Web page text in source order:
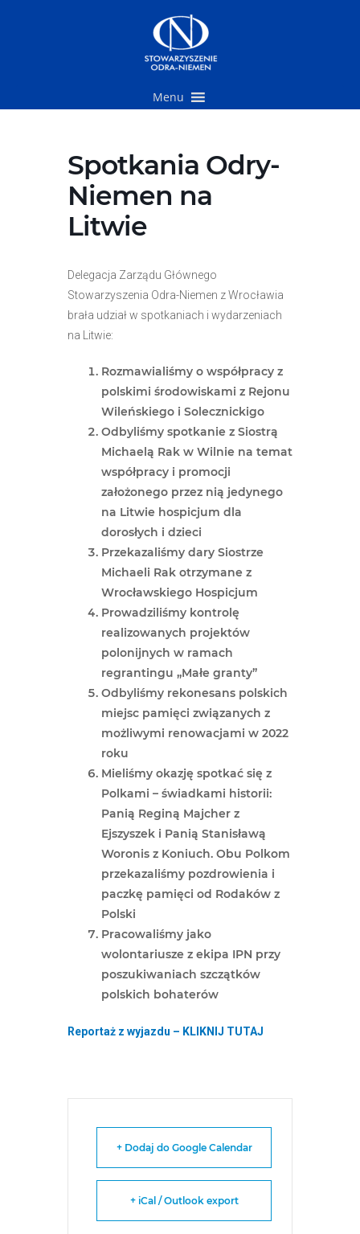
Menu
Spotkania Odry-
Niemen na
Litwie
Delegacja Zarządu Głównego
Stowarzyszenia Odra-Niemen z Wrocławia
brała udział w spotkaniach i wydarzeniach
na Litwie:
Rozmawialiśmy o współpracy z
polskimi środowiskami z Rejonu
Wileńskiego i Solecznickigo
Odbyliśmy spotkanie z Siostrą
Michaelą Rak w Wilnie na temat
współpracy i promocji
założonego przez nią jedynego
na Litwie hospicjum dla
dorosłych i dzieci
Przekazaliśmy dary Siostrze
Michaeli Rak otrzymane z
Wrocławskiego Hospicjum
Prowadziliśmy kontrolę
realizowanych projektów
polonijnych w ramach
regrantingu „Małe granty”
Odbyliśmy rekonesans polskich
miejsc pamięci związanych z
możliwymi renowacjami w 2022
roku
Mieliśmy okazję spotkać się z
Polkami – świadkami historii:
Panią Reginą Majcher z
Ejszyszek i Panią Stanisławą
Woronis z Koniuch. Obu Polkom
przekazaliśmy pozdrowienia i
paczkę pamięci od Rodaków z
Polski
Pracowaliśmy jako
wolontariusze z ekipa IPN przy
poszukiwaniach szczątków
polskich bohaterów
Reportaż z wyjazdu – KLIKNIJ TUTAJ
+ Dodaj do Google Calendar
+ iCal / Outlook export